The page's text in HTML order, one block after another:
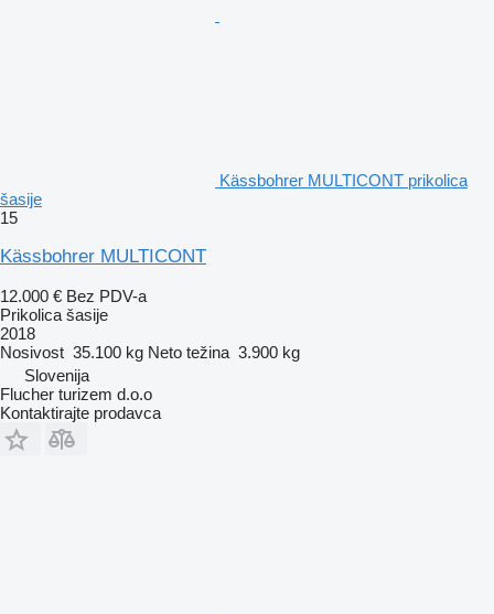
Kässbohrer MULTICONT prikolica
šasije
15
Kässbohrer MULTICONT
12.000 € Bez PDV-a
Prikolica šasije
2018
Nosivost 35.100 kg Neto težina 3.900 kg
Slovenija
Flucher turizem d.o.o
Kontaktirajte prodavca